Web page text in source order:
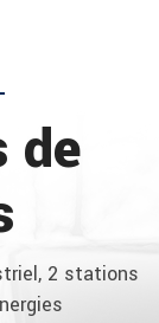
de
2 stations